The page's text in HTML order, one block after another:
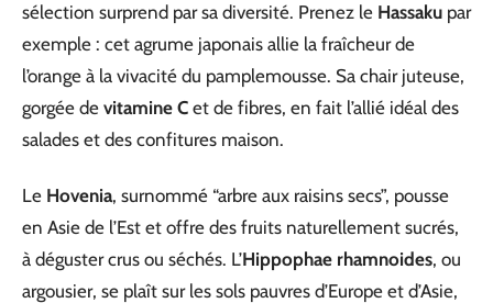
sélection surprend par sa diversité. Prenez le Hassaku par
exemple : cet agrume japonais allie la fraîcheur de
l’orange à la vivacité du pamplemousse. Sa chair juteuse,
gorgée de vitamine C et de fibres, en fait l’allié idéal des
salades et des confitures maison.
Le Hovenia, surnommé “arbre aux raisins secs”, pousse
en Asie de l’Est et offre des fruits naturellement sucrés,
à déguster crus ou séchés. L’Hippophae rhamnoides, ou
argousier, se plaît sur les sols pauvres d’Europe et d’Asie,